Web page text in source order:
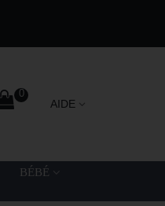
AIDE
0
BÉBÉ